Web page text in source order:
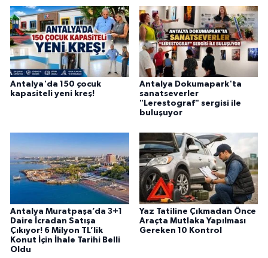
Antalya'da 150 çocuk
kapasiteli yeni kreş!
Antalya Dokumapark'ta
sanatseverler
"Lerestograf" sergisi ile
buluşuyor
Antalya Muratpaşa’da 3+1
Daire İcradan Satışa
Çıkıyor! 6 Milyon TL’lik
Konut İçin İhale Tarihi Belli
Oldu
Yaz Tatiline Çıkmadan Önce
Araçta Mutlaka Yapılması
Gereken 10 Kontrol